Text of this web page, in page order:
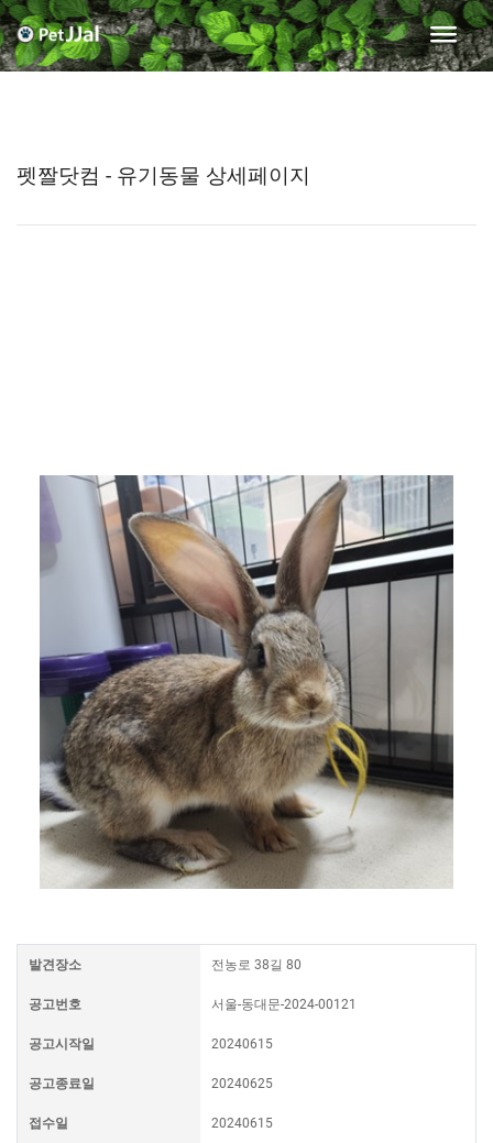
펫짤닷컴 - 유기동물 상세페이지
발견장소 전농로 38길 80
공고번호 서울-동대문-2024-00121
공고시작일 20240615
공고종료일 20240625
접수일 20240615